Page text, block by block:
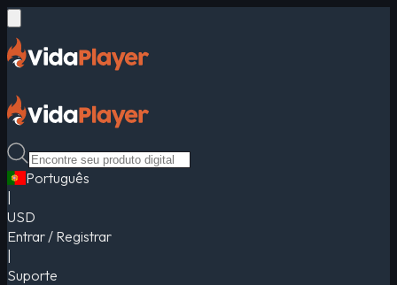
Português
USD
Entrar / Registrar
Suporte